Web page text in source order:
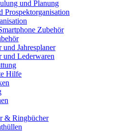
und Planung
Prospektorganisation
Zubehör
Jahresplaner
und Lederwaren
Hilfe
& Ringbücher